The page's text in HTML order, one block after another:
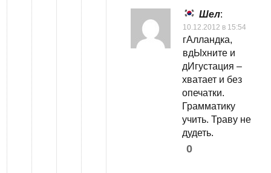
Шел:
10.12.2012 в 15:54
гАлландка,
вдЫхните и
дИгустация –
хватает и без
опечатки.
Грамматику
учить. Траву не
дудеть.
0